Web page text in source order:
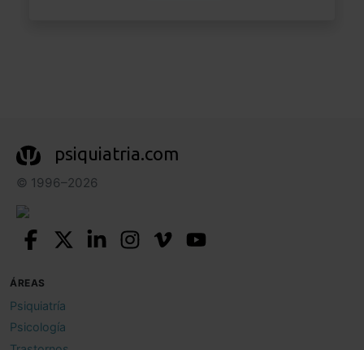
psiquiatria.com
© 1996–2026
ÁREAS
Psiquiatría
Psicología